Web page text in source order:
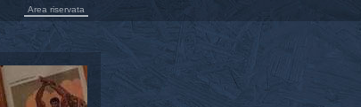
Area riservata